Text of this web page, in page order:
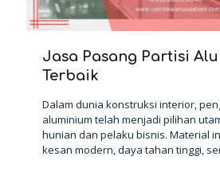
Jasa Pasang Partisi
Terbaik
Dalam dunia konstruksi interior,
aluminium telah menjadi pilihan
hunian dan pelaku bisnis. Material
kesan modern, daya tahan tinggi,